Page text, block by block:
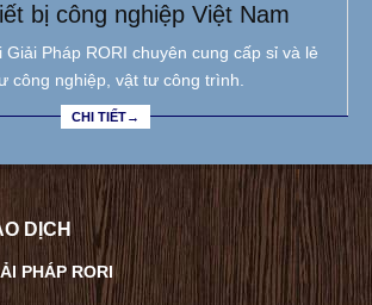
bị công nghiệp Việt Nam
Giải Pháp RORI chuyên cung cấp sỉ và lẻ
công nghiệp, vật tư công trình.
CHI TIẾT→
DỊCH
PHÁP RORI